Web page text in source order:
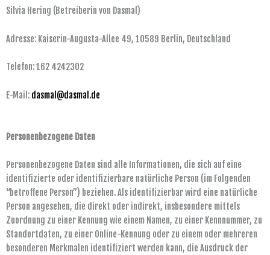
Silvia Hering (Betreiberin von Dasmal)
Adresse: Kaiserin-Augusta-Allee 49, 10589 Berlin, Deutschland
Telefon:162 4242302
E-Mail: dasmal@dasmal.de
Personenbezogene Daten
Personenbezogene Daten sind alle Informationen, die sich auf eine
identifizierte oder identifizierbare natürliche Person (im Folgenden
“betroffene Person”) beziehen. Als identifizierbar wird eine natürliche
Person angesehen, die direkt oder indirekt, insbesondere mittels
Zuordnung zu einer Kennung wie einem Namen, zu einer Kennnummer, zu
Standortdaten, zu einer Online-Kennung oder zu einem oder mehreren
besonderen Merkmalen identifiziert werden kann, die Ausdruck der